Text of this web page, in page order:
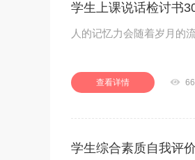
学生上课说话检讨书
人的记忆力会随着岁月的
查看详情 
学生综合素质自我评